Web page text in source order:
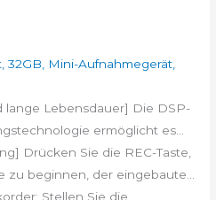
32GB, Mini-Aufnahmegerät,
lange Lebensdauer] Die DSP-
ermöglicht es...
Drücken Sie die REC-Taste,
zu beginnen, der eingebaute...
Stellen Sie die